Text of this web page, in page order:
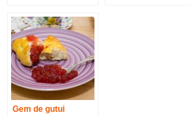
Gem de gutui